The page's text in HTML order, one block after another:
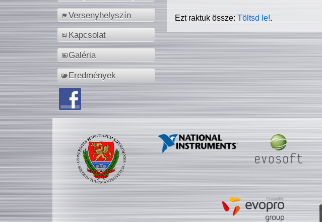
Versenyhelyszín
Kapcsolat
Galéria
Eredmények
Ezt raktuk össze:Töltsd le!.